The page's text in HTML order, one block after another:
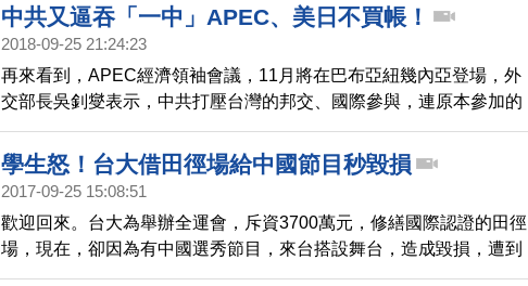
中共又逼吞「一中」APEC、美日不買帳！
2018-09-25 21:24:23
再來看到，APEC經濟領袖會議，11月將在巴布亞紐幾內亞登場，外
交部長吳釗燮表示，中共打壓台灣的邦交、國際參與，連原本參加的
APEC，中共都企圖政治化，將原來不存在的「一中原則」，強加到
APEC組織運作。中共以台灣的NCC(國家通訊傳播委員會)主委頭
銜，內含「國家」一詞提出反對，聲稱這違反所謂「一個中國」原
日等友我會員也封殺了中共提案。此外，美國副助理國務卿暨主管
APEC的資深官員馬志修，今天(25日)例行性到台灣，進行為期一天的
學生怒！台大借田徑場給中國節目秒毀損
2017-09-25 15:08:51
歡迎回來。台大為舉辦全運會，斥資3700萬元，修繕國際認證的田徑
場，現在，卻因為有中國選秀節目，來台搭設舞台，造成毀損，遭到
台大學生的強烈抗議。